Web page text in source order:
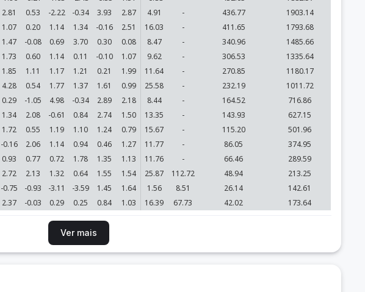
2.81 0.53 -2.22 -0.34 3.93 2.87 4.91 - 436.77 1903.14
1.07 0.20 1.14 1.34 -0.16 2.51 16.03 - 411.65 1793.68
1.47 -0.08 0.69 3.70 0.30 0.08 8.47 - 340.96 1485.66
1.73 0.60 1.14 0.11 -0.10 1.07 9.62 - 306.53 1335.64
1.85 1.11 1.17 1.21 0.21 1.99 11.64 - 270.85 1180.17
4.28 0.54 1.77 1.37 1.61 0.99 25.58 - 232.19 1011.72
0.29 -1.05 4.98 -0.34 2.89 2.18 8.44 - 164.52 716.86
1.34 2.08 -0.61 0.84 2.74 1.50 13.35 - 143.93 627.15
1.72 0.55 1.19 1.10 1.24 0.79 15.67 - 115.20 501.96
-0.16 2.06 1.14 0.94 0.46 1.27 11.77 - 86.05 374.95
0.93 0.77 0.72 1.78 1.35 1.13 11.76 - 66.46 289.59
2.72 2.13 1.32 0.64 1.55 1.54 25.87 112.72 48.94 213.25
-0.75 -0.93 -3.11 -3.59 1.45 1.64 1.56 8.51 26.14 142.61
2.37 -0.03 0.29 0.25 0.84 1.03 16.39 67.73 42.02 173.64
Ver mais